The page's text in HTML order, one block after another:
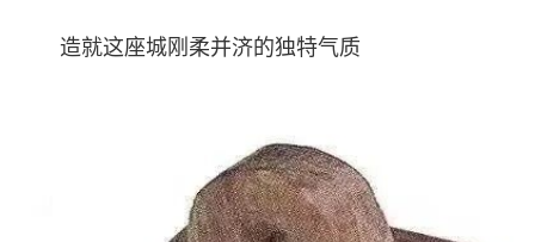
造就这座城刚柔并济的独特气质